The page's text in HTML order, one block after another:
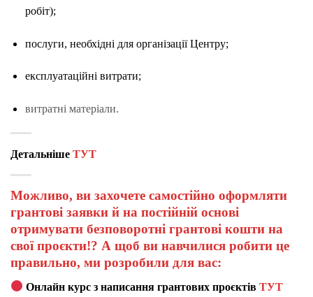
робіт);
послуги, необхідні для організації Центру;
експлуатаційні витрати;
витратні матеріали.
Детальніше ТУТ
Можливо, ви захочете самостійно оформляти
грантові заявки й на постійній основі
отримувати безповоротні грантові кошти на
свої проєкти!? А щоб ви навчилися робити це
правильно, ми розробили для вас:
Онлайн курс з написання грантових проєктівТУТ